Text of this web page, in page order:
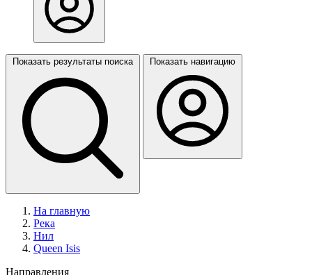
Показать результаты поиска Показать навигацию
На главную
Река
Нил
Queen Isis
Направления